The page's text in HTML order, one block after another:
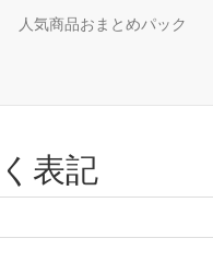
人気商品おまとめパック
表記